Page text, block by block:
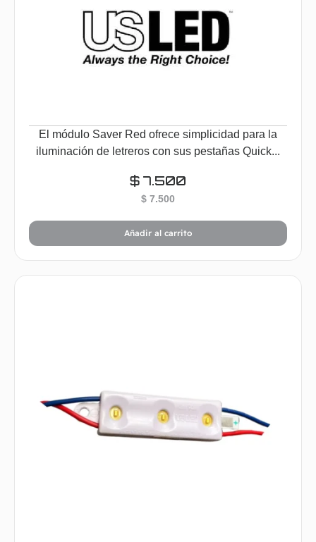
El módulo Saver Red ofrece simplicidad para la
iluminación de letreros con sus pestañas Quick...
$ 7.500
$ 7.500
Añadir al carrito